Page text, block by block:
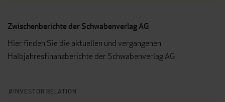
Zwischenberichte der Schwabenverlag AG
Hier finden Sie die aktuellen und vergangenen
Halbjahresfinanzberichte der Schwabenverlag AG
INVESTOR RELATION